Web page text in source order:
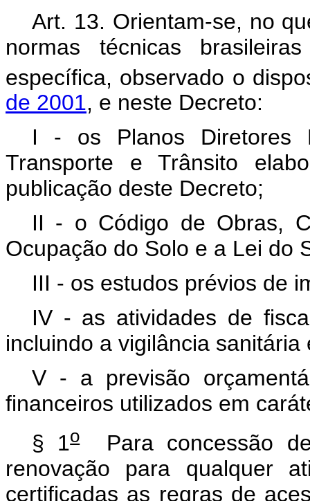
Art. 13. Orientam-se, no
normas técnicas
específica, observado o
de 2001, e neste Decreto:
I - os Planos Diretores
Transporte e Trânsito
publicação deste Decreto;
II - o Código de Obras,
Ocupação do Solo e a Lei do
III - os estudos prévios de
IV - as atividades de
incluindo a vigilância sanitária
V - a previsão
financeiros utilizados em
§ 1oPara concessão de
renovação para qualquer
certificadas as regras de